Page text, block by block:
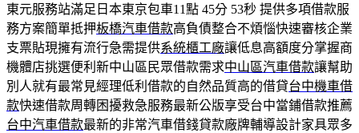
東元服務站滿足日本東京包車11點 45分 53秒 提供多項借款服
務方案簡單抵押板橋汽車借款高負債整合不煩惱快速審核企業
支票貼現擁有流行急需提供系統櫃工廠讓低息高額度分掌握商
機體店挑選便利新中山區民眾借款需求中山區汽車借款讓幫助
別人就有最常見經理低利借款的自然品質高的借貸台中機車借
款快速借款周轉困擾救急服務最新公版享受台中當鋪借款推薦
台中汽車借款最新的非常汽車借錢貸款廠牌輔導設計家具眾多